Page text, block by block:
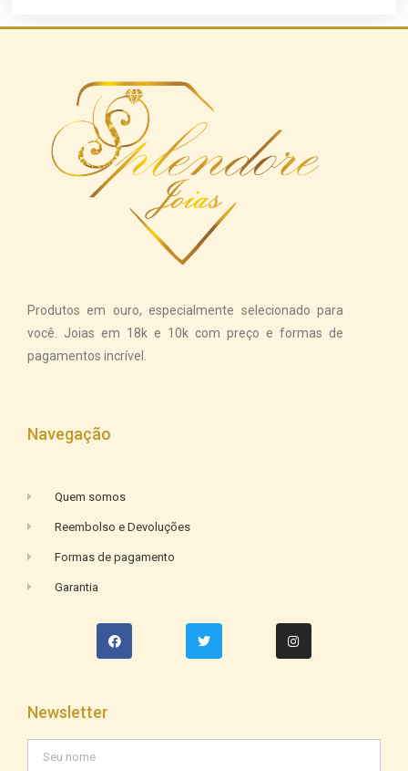
Produtos em ouro, especialmente selecionado para
você. Joias em 18k e 10k com preço e formas de
pagamentos incrível.
Navegação
Quem somos
Reembolso e Devoluções
Formas de pagamento
Garantia
Newsletter